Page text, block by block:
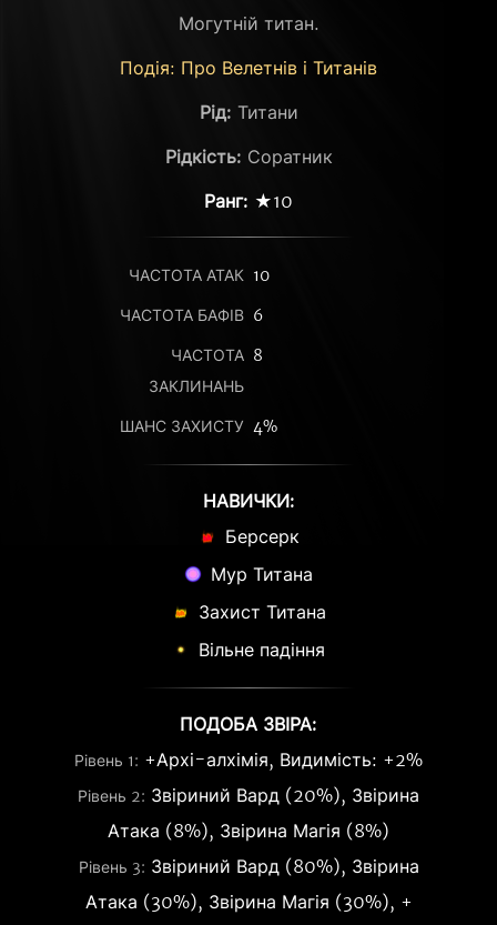
Могутній титан.
Подія: Про Велетнів і Титанів
Рід: Титани
Рідкість: Соратник
Ранг: ★10
ЧАСТОТА АТАК 10
ЧАСТОТА БАФІВ 6
ЧАСТОТА
ЗАКЛИНАНЬ
8
ШАНС ЗАХИСТУ 4%
НАВИЧКИ:
Берсерк
Мур Титана
Захист Титана
Вільне падіння
ПОДОБА ЗВІРА:
Рівень 1: +Архі-алхімія, Видимість: +2%
Рівень 2: Звіриний Вард (20%), Звірина
Атака (8%), Звірина Магія (8%)
Рівень 3: Звіриний Вард (80%), Звірина
Атака (30%), Звірина Магія (30%), +